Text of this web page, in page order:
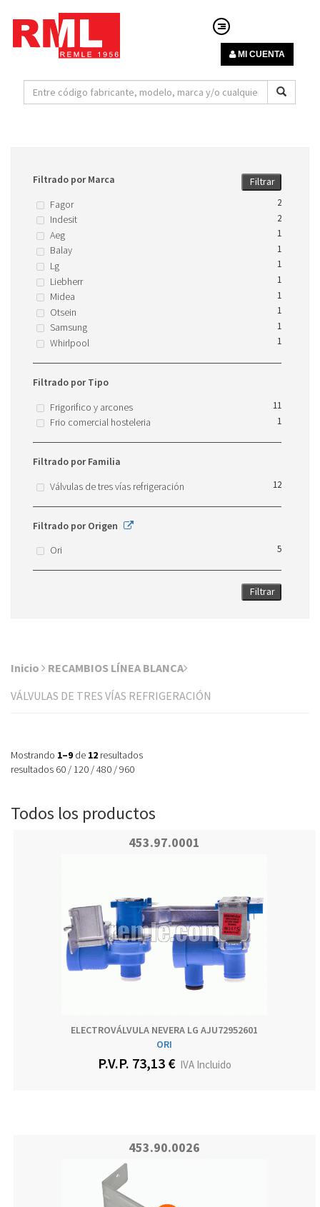
MI CUENTA
Filtrar
Filtrado por Marca
Fagor
2
Indesit 2
Aeg 1
Balay 1
Lg 1
Liebherr 1
Midea 1
Otsein 1
Samsung 1
Whirlpool 1
Filtrado por Tipo
Frigorifico y arcones
11
Frio comercial hosteleria 1
Filtrado por Familia
Válvulas de tres vías refrigeración
12
Filtrado por Origen
Ori
5
Filtrar
Inicio
RECAMBIOS LÍNEA BLANCA
VÁLVULAS DE TRES VÍAS REFRIGERACIÓN
Mostrando 1–9 de 12 resultados
resultados 60 / 120 /480 /960
Todos los productos
453.97.0001
ELECTROVÁLVULA NEVERA LG AJU72952601
ORI
P.V.P. 73,13 €IVA Incluido
453.90.0026